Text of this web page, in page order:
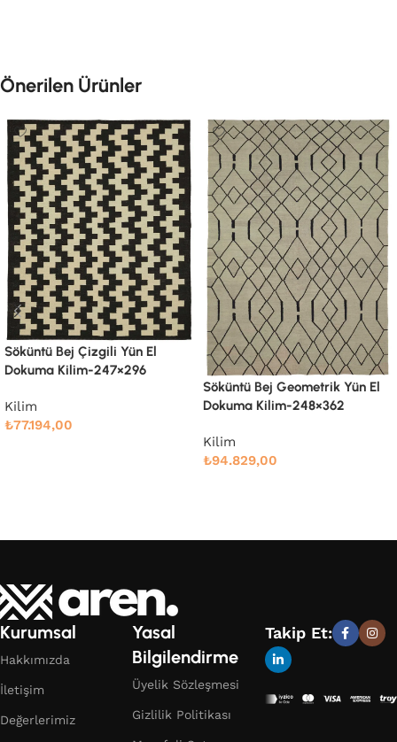
Önerilen Ürünler
Dokuma Kilim-248×362
Söküntü Bej Modern Dizayn
Yün El Dokuma Kilim-247×303
Kilim
Devamını oku
Kurumsal
Hakkımızda
İletişim
Değerlerimiz
Yasal
Bilgilendirme
Üyelik Sözleşmesi
Gizlilik Politikası
Takip Et: